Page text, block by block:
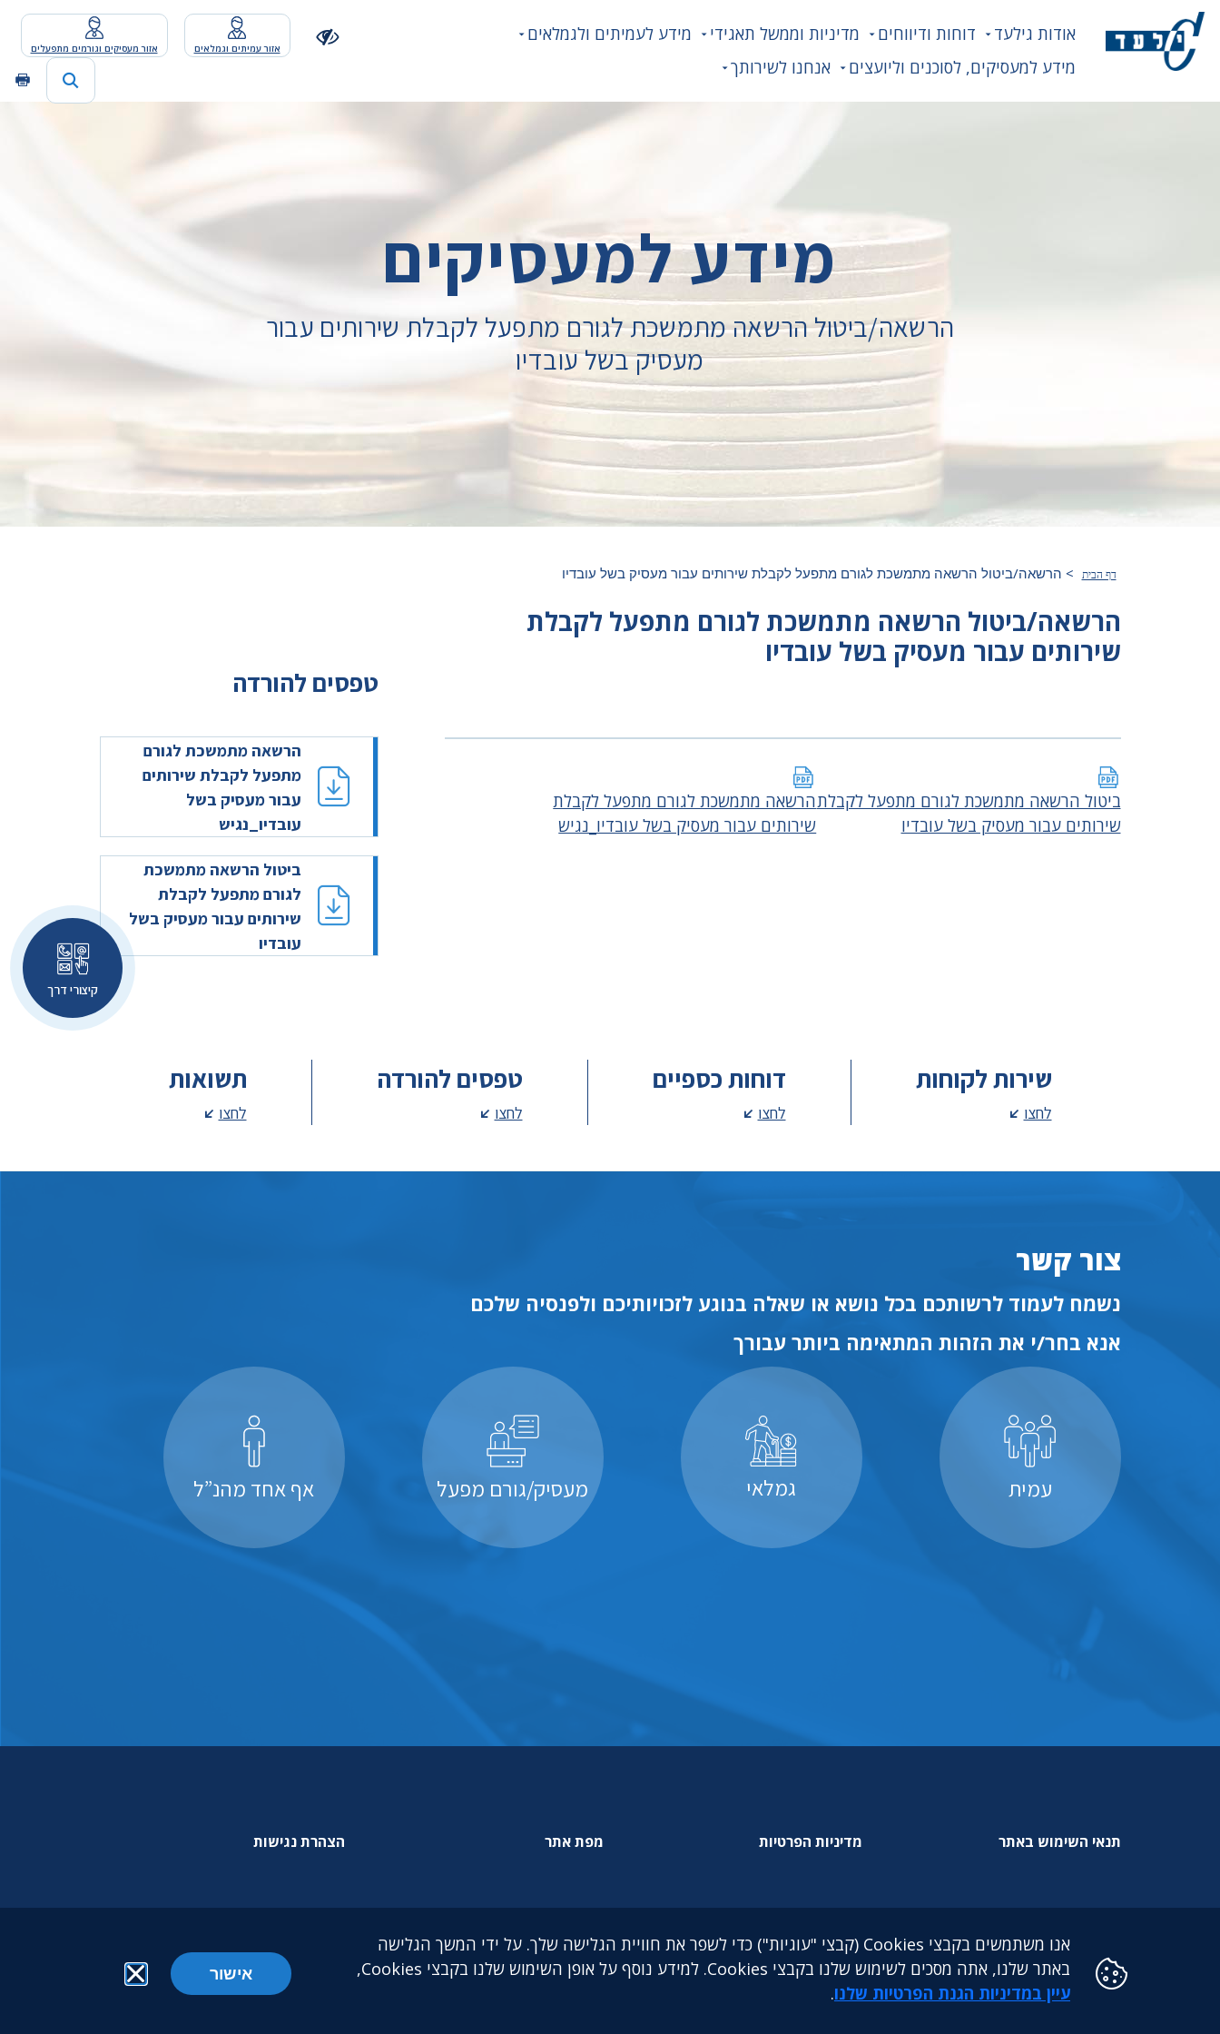
אודות גילעד דוחות ודיווחים מדיניות וממשל תאגידי
מידע לעמיתים ולגמלאים
מידע למעסיקים, לסוכנים וליועצים
אנחנו לשירותך
אזור עמיתים וגמלאים אזור מעסיקים וגורמים מתפעלים
קיצורי דרך
מידע למעסיקים
הרשאה/ביטול הרשאה מתמשכת לגורם מתפעל לקבלת שירותים עבור
מעסיק בשל עובדיו
דף הבית > הרשאה/ביטול הרשאה מתמשכת לגורם מתפעל לקבלת שירותים עבור מעסיק בשל עובדיו
הרשאה/ביטול הרשאה מתמשכת לגורם מתפעל לקבלת
שירותים עבור מעסיק בשל עובדיו
ביטול הרשאה מתמשכת לגורם מתפעל לקבלת
שירותים עבור מעסיק בשל עובדיו
הרשאה מתמשכת לגורם מתפעל לקבלת
שירותים עבור מעסיק בשל עובדיו_נגיש
טפסים להורדה
הרשאה מתמשכת לגורם
מתפעל לקבלת שירותים
עבור מעסיק בשל
עובדיו_נגיש
ביטול הרשאה מתמשכת
לגורם מתפעל לקבלת
שירותים עבור מעסיק בשל
עובדיו
שירות לקוחות
לחצו
דוחות כספיים
לחצו
טפסים להורדה
לחצו
תשואות
לחצו
צור קשר
נשמח לעמוד לרשותכם בכל נושא או שאלה בנוגע לזכויותיכם ולפנסיה שלכם
אנא בחר/י את הזהות המתאימה ביותר עבורך
עמית גמלאי מעסיק/גורם מפעל אף אחד מהנ”ל
תנאי השימוש באתר מדיניות הפרטיות מפת אתר הצהרת נגישות
גילעד גמלאות לעובדים דתיים בע"מ: מגדל הכשרת היישוב (קומה 25) | ז'בוטינסקי 9 בני ברק. 5126417 | טלפון: 03-5765888 | פקס: 03-5765891
כל הזכויות שמורות לקרן גילעד ©
אנו משתמשים בקבצי Cookies (קבצי "עוגיות") כדי לשפר את חוויית הגלישה שלך. על ידי המשך הגלישה
באתר שלנו, אתה מסכים לשימוש שלנו בקבצי Cookies. למידע נוסף על אופן השימוש שלנו בקבצי Cookies,
עיין במדיניות הגנת הפרטיות שלנו.
אישור